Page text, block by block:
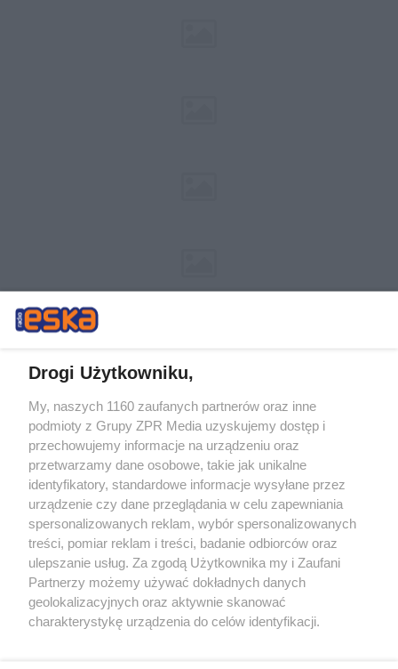
Żaden utwór zamieszczony w serwisie nie może być powielany i
rozpowszechniany lub dalej rozpowszechniany w jakikolwiek sposób (w
tym także elektroniczny lub mechaniczny) na jakimkolwiek polu
eksploatacji w jakiejkolwiek formie, włącznie z umieszczaniem w
Internecie bez pisemnej zgody właściciela praw. Jakiekolwiek użycie lub
wykorzystanie utworów w całości lub w części z naruszeniem prawa,
tzn. bez właściwej zgody, jest zabronione pod groźbą kary i może być
ścigane prawnie.
Drogi Użytkowniku,
My, naszych 1160 zaufanych partnerów oraz inne
podmioty z Grupy ZPR Media uzyskujemy dostęp i
przechowujemy informacje na urządzeniu oraz
przetwarzamy dane osobowe, takie jak unikalne
identyfikatory, standardowe informacje wysyłane przez
urządzenie czy dane przeglądania w celu zapewniania
spersonalizowanych reklam, wybór spersonalizowanych
treści, pomiar reklam i treści, badanie odbiorców oraz
ulepszanie usług. Za zgodą Użytkownika my i Zaufani
Partnerzy możemy używać dokładnych danych
geolokalizacyjnych oraz aktywnie skanować
charakterystykę urządzenia do celów identyfikacji.